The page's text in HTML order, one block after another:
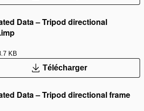
Data – Tripod directional
KB
Télécharger
Data – Tripod directional frame